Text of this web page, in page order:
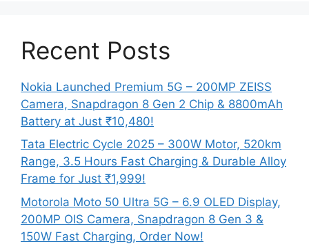
Recent Posts
Nokia Launched Premium 5G – 200MP ZEISS
Camera, Snapdragon 8 Gen 2 Chip & 8800mAh
Battery at Just ₹10,480!
Tata Electric Cycle 2025 – 300W Motor, 520km
Range, 3.5 Hours Fast Charging & Durable Alloy
Frame for Just ₹1,999!
Motorola Moto 50 Ultra 5G – 6.9 OLED Display,
200MP OIS Camera, Snapdragon 8 Gen 3 &
150W Fast Charging, Order Now!